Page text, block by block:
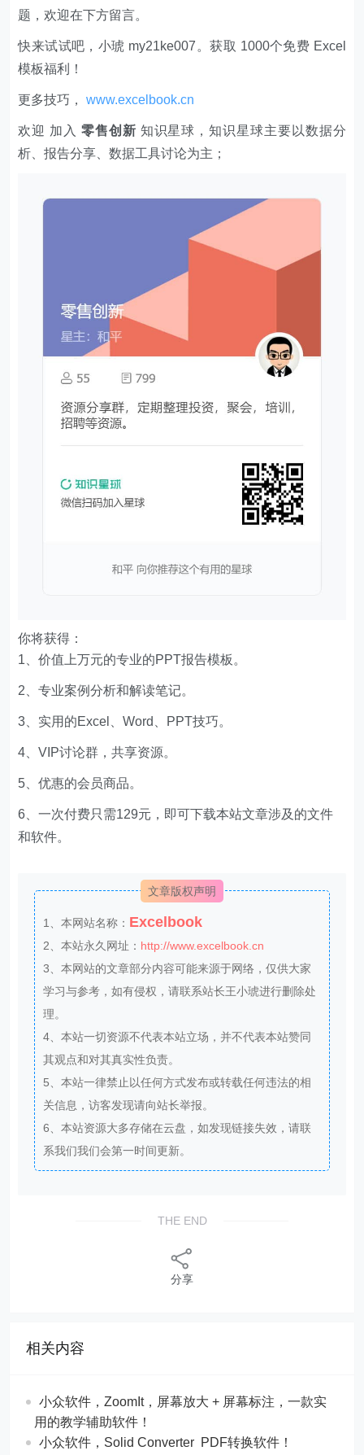
题，欢迎在下方留言。
快来试试吧，小琥 my21ke007。获取 1000个免费 Excel
模板福利​​​​！
更多技巧，www.excelbook.cn
欢迎 加入 零售创新 知识星球，知识星球主要以数据分
析、报告分享、数据工具讨论为主；
你将获得：
1、价值上万元的专业的PPT报告模板。
2、专业案例分析和解读笔记。
3、实用的Excel、Word、PPT技巧。
4、VIP讨论群，共享资源。
5、优惠的会员商品。
6、一次付费只需129元，即可下载本站文章涉及的文件
和软件。
文章版权声明
1、本网站名称： Excelbook
2、本站永久网址： http://www.excelbook.cn
3、本网站的文章部分内容可能来源于网络，仅供大家
学习与参考，如有侵权，请联系站长王小琥进行删除处
理。
4、本站一切资源不代表本站立场，并不代表本站赞同
其观点和对其真实性负责。
5、本站一律禁止以任何方式发布或转载任何违法的相
关信息，访客发现请向站长举报。
6、本站资源大多存储在云盘，如发现链接失效，请联
系我们我们会第一时间更新。
THE END
分享
相关内容
​​小众软件，ZoomIt，屏幕放大 + 屏幕标注，一款实
用的教学辅助软件！
​​小众软件，Solid Converter PDF转换软件！